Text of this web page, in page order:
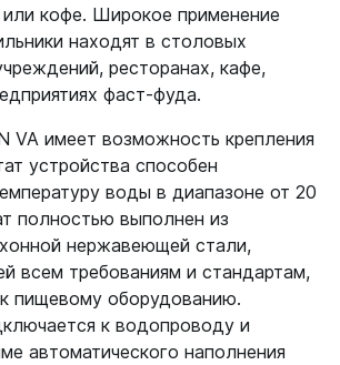
или кофе. Широкое применение
находят в столовых
ресторанах, кафе,
фаст-фуда.
VA имеет возможность крепления
устройства способен
воды в диапазоне от 20
полностью выполнен из
нержавеющей стали,
всем требованиям и стандартам,
пищевому оборудованию.
к водопроводу и
автоматического наполнения